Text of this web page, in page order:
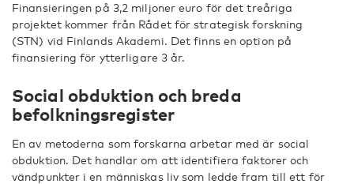
Finansieringen på 3,2 miljoner euro för det treåriga
projektet kommer från Rådet för strategisk forskning
(STN) vid Finlands Akademi. Det finns en option på
finansiering för ytterligare 3 år.
Social obduktion och breda
befolkningsregister
En av metoderna som forskarna arbetar med är social
obduktion. Det handlar om att identifiera faktorer och
vändpunkter i en människas liv som ledde fram till ett för